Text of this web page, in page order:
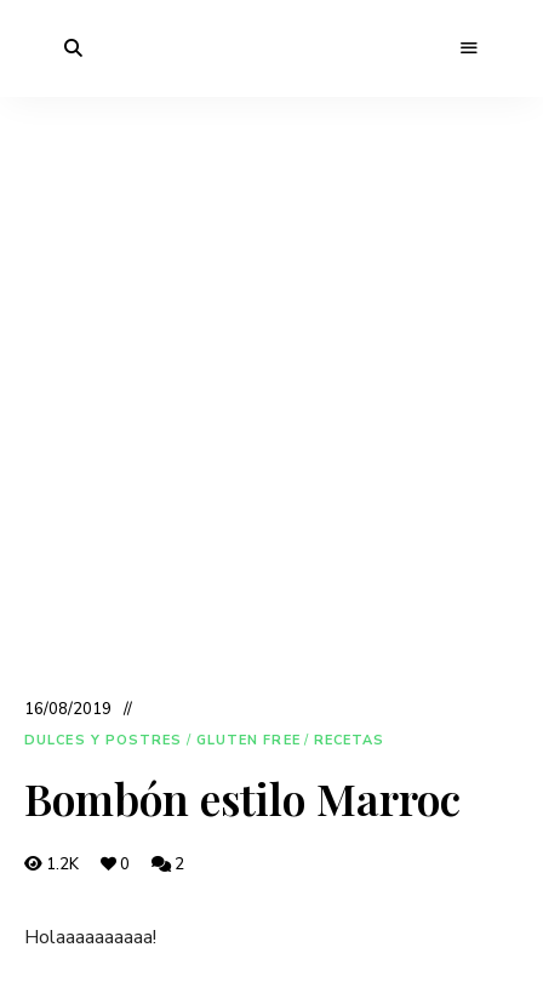
16/08/2019
DULCES Y POSTRES / GLUTEN FREE / RECETAS
Bombón estilo Marroc
1.2K 0 2
Holaaaaaaaaaa!